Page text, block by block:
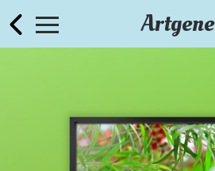
Artgene